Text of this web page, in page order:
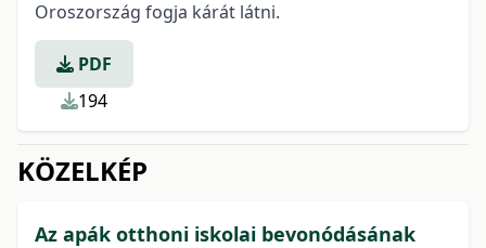
Oroszország fogja kárát látni.
PDF
194
KÖZELKÉP
Az apák otthoni iskolai bevonódásának